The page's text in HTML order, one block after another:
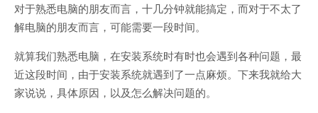
对于熟悉电脑的朋友而言，十几分钟就能搞定，而对于不太了
解电脑的朋友而言，可能需要一段时间。
就算我们熟悉电脑，在安装系统时有时也会遇到各种问题，最
近这段时间，由于安装系统就遇到了一点麻烦。下来我就给大
家说说，具体原因，以及怎么解决问题的。